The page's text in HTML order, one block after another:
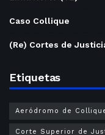
Caso Collique
(Re) Cortes de
Etiquetas
Aeródromo de
Corte Superior de